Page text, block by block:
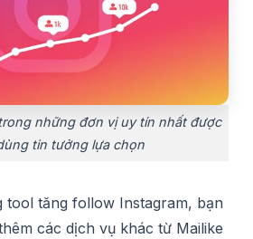
những đơn vị uy tín nhất được
tin tưởng lựa chọn
tool tăng follow Instagram, bạn
các dịch vụ khác từ Mailike